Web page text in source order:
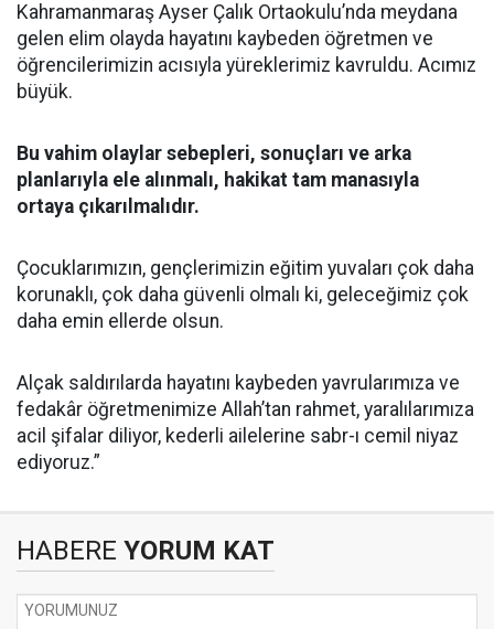
Kahramanmaraş Ayser Çalık Ortaokulu’nda meydana
gelen elim olayda hayatını kaybeden öğretmen ve
öğrencilerimizin acısıyla yüreklerimiz kavruldu. Acımız
büyük.
Bu vahim olaylar sebepleri, sonuçları ve arka
planlarıyla ele alınmalı, hakikat tam manasıyla
ortaya çıkarılmalıdır.
Çocuklarımızın, gençlerimizin eğitim yuvaları çok daha
korunaklı, çok daha güvenli olmalı ki, geleceğimiz çok
daha emin ellerde olsun.
Alçak saldırılarda hayatını kaybeden yavrularımıza ve
fedakâr öğretmenimize Allah’tan rahmet, yaralılarımıza
acil şifalar diliyor, kederli ailelerine sabr-ı cemil niyaz
ediyoruz.”
HABERE YORUM KAT